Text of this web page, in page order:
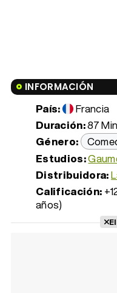
INFORMACIÓN
País:
Francia
Duración:87
Género:
Estudios:
Distribuidora:
Calificación:
años)